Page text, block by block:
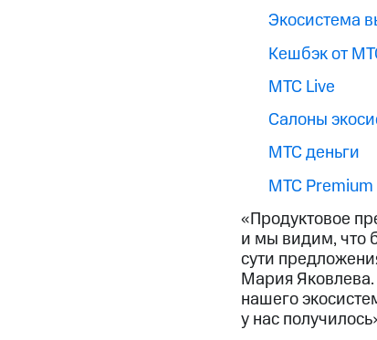
Экосистема
Кешбэк от
МТС Live
Салоны
МТС деньги
МТС Premium
«Продуктовое
и мы видим, что
сути
Мария
нашего
у нас